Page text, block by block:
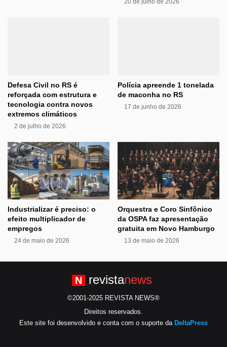
20 de julho de 2026
Defesa Civil no RS é
reforçada com estrutura e
tecnologia contra novos
extremos climáticos
2 de julho de 2026
Polícia apreende 1 tonelada
de maconha no RS
17 de junho de 2026
Industrializar é preciso: o
efeito multiplicador de
empregos
24 de maio de 2026
Orquestra e Coro Sinfônico
da OSPA faz apresentação
gratuita em Novo Hamburgo
13 de maio de 2026
N revistanews
©2001-2025 REVISTA NEWS®
Direitos reservados.
Este site foi desenvolvido e conta com o suporte da DeltaPress